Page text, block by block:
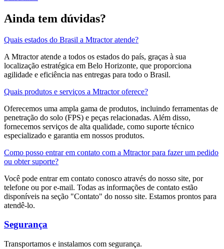
Ainda tem dúvidas?
Quais estados do Brasil a Mtractor atende?
A Mtractor atende a todos os estados do país, graças à sua
localização estratégica em Belo Horizonte, que proporciona
agilidade e eficiência nas entregas para todo o Brasil.
Quais produtos e serviços a Mtractor oferece?
Oferecemos uma ampla gama de produtos, incluindo ferramentas de
penetração do solo (FPS) e peças relacionadas. Além disso,
fornecemos serviços de alta qualidade, como suporte técnico
especializado e garantia em nossos produtos.
Como posso entrar em contato com a Mtractor para fazer um pedido
ou obter suporte?
Você pode entrar em contato conosco através do nosso site, por
telefone ou por e-mail. Todas as informações de contato estão
disponíveis na seção "Contato" do nosso site. Estamos prontos para
atendê-lo.
Segurança
Transportamos e instalamos com segurança.